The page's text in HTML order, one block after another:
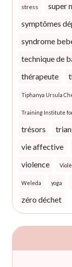
stress super
symptômes
syndrome
technique de
thérapeute
Tiphanya Ursula
Training Institute
trésors
vie affective
violence
Weleda yoga
zéro déchet